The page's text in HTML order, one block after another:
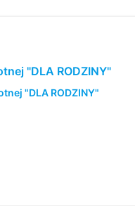
"DLA RODZINY"
"DLA RODZINY"